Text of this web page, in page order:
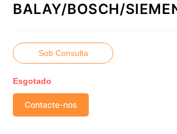
BALAY/BOSCH/
Sob Consulta
Esgotado
Contacte-nos